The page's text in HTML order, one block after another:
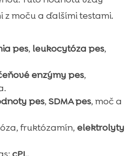
moču a ďalšími testami.
pes, leukocytóza pes,
enzýmy pes,
pes, SDMA pes, moč a
fruktózamín, elektrolyty